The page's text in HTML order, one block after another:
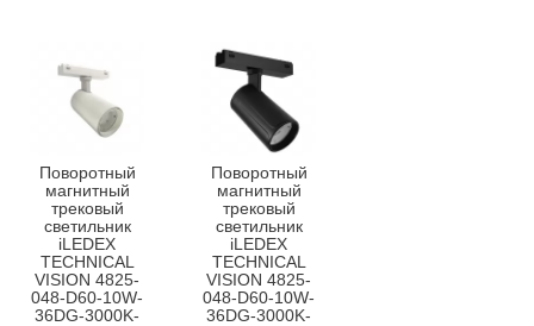
Поворотный
магнитный
трековый
светильник
iLEDEX
TECHNICAL
VISION 4825-
048-D60-10W-
36DG-3000K-
Поворотный
магнитный
трековый
светильник
iLEDEX
TECHNICAL
VISION 4825-
048-D60-10W-
36DG-3000K-